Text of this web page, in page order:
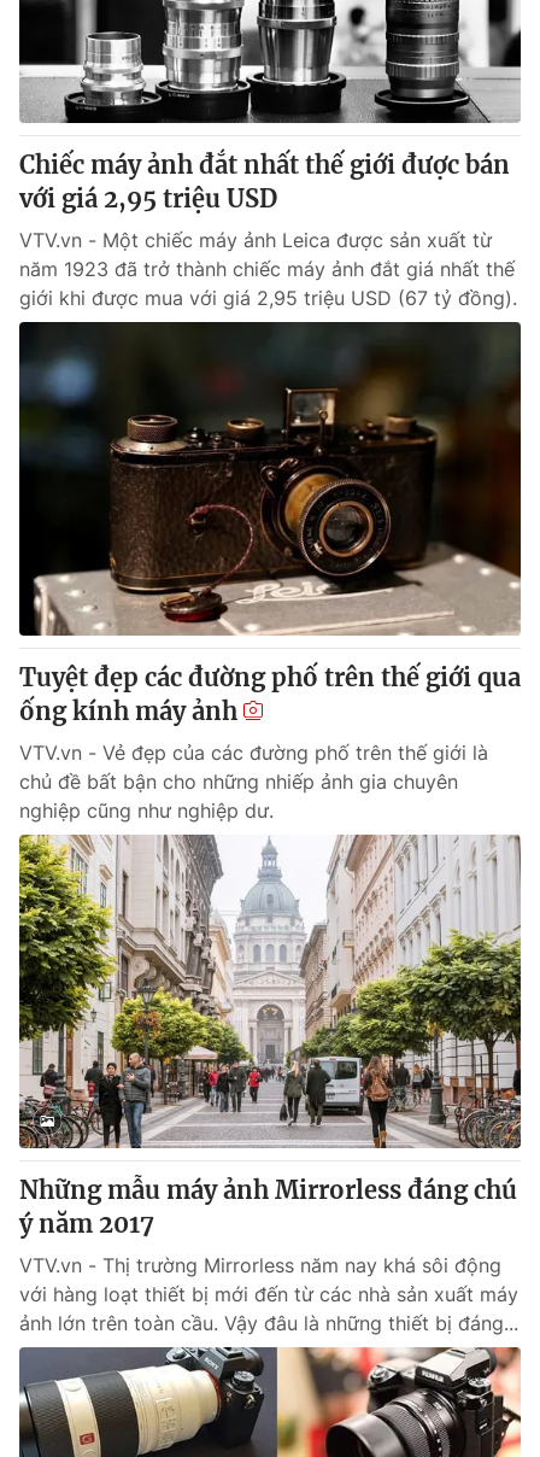
Chiếc máy ảnh đắt nhất thế giới được bán
với giá 2,95 triệu USD
VTV.vn - Một chiếc máy ảnh Leica được sản xuất từ
năm 1923 đã trở thành chiếc máy ảnh đắt giá nhất thế
giới khi được mua với giá 2,95 triệu USD (67 tỷ đồng).
Tuyệt đẹp các đường phố trên thế giới qua
ống kính máy ảnh
VTV.vn - Vẻ đẹp của các đường phố trên thế giới là
chủ đề bất bận cho những nhiếp ảnh gia chuyên
nghiệp cũng như nghiệp dư.
Những mẫu máy ảnh Mirrorless đáng chú
ý năm 2017
VTV.vn - Thị trường Mirrorless năm nay khá sôi động
với hàng loạt thiết bị mới đến từ các nhà sản xuất máy
ảnh lớn trên toàn cầu. Vậy đâu là những thiết bị đáng...